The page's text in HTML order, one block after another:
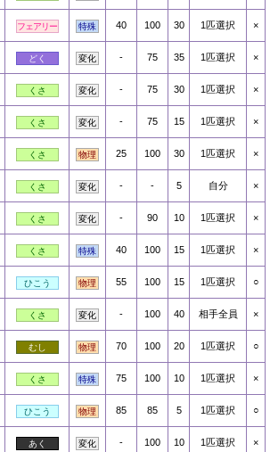
フェアリー 特殊 40 100 30 1匹選択 ×
どく 変化 - 75 35 1匹選択 ×
くさ 変化 - 75 30 1匹選択 ×
くさ 変化 - 75 15 1匹選択 ×
くさ 物理 25 100 30 1匹選択 ×
くさ 変化 - - 5 自分 ×
くさ 変化 - 90 10 1匹選択 ×
くさ 特殊 40 100 15 1匹選択 ×
ひこう 物理 55 100 15 1匹選択 ○
くさ 変化 - 100 40 相手全員 ×
むし 物理 70 100 20 1匹選択 ○
くさ 特殊 75 100 10 1匹選択 ×
ひこう 物理 85 85 5 1匹選択 ○
あく 変化 - 100 10 1匹選択 ×